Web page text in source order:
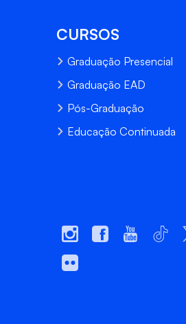
CURSOS
Graduação Presencial
Graduação EAD
Pós-Graduação
Educação Continuada